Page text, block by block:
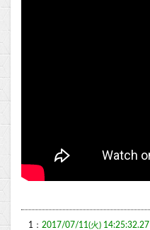
1： 2017/07/11(火) 14:25:32.27